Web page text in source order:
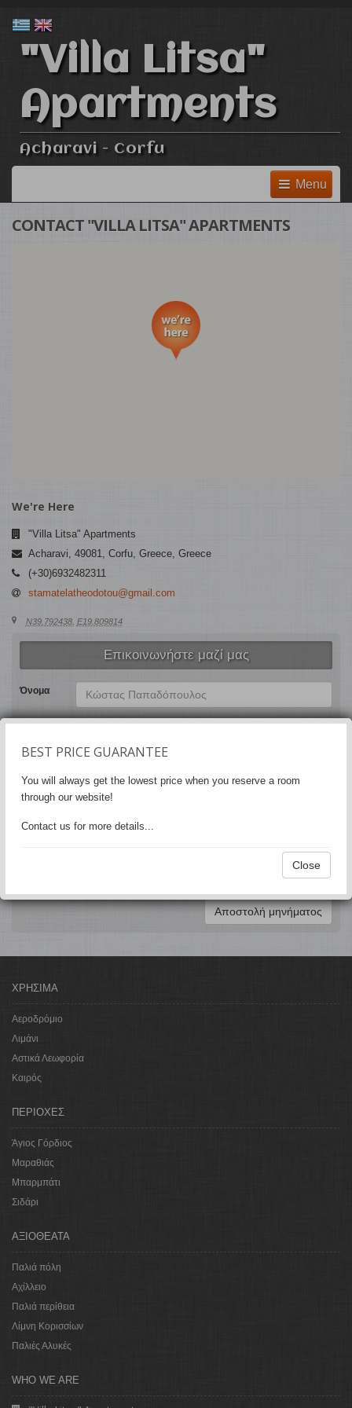
"Villa Litsa"
Apartments
Acharavi - Corfu
Menu
CONTACT "VILLA LITSA" APARTMENTS
We're Here
"Villa Litsa" Apartments
Acharavi, 49081, Corfu, Greece, Greece
(+30)6932482311
stamatelatheodotou@gmail.com
N39.792438, E19.809814
Επικοινωνήστε μαζί μας
Όνομα
ΧΡΗΣΙΜΑ
Αεροδρόμιο
Λιμάνι
Αστικά Λεωφορία
Καιρός
ΠΕΡΙΟΧΕΣ
Άγιος Γόρδιος
Μαραθιάς
Μπαρμπάτι
Σιδάρι
ΑΞΙΟΘΕΑΤΑ
Παλιά πόλη
Αχίλλειο
Παλιά περίθεια
Λίμνη Κορισσίων
Παλιές Αλυκές
WHO WE ARE
BEST PRICE GUARANTEE
You will always get the lowest price when you reserve a room
through our website!
Contact us for more details...
Close